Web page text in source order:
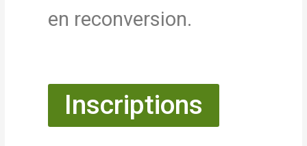
en reconversion.
Inscriptions